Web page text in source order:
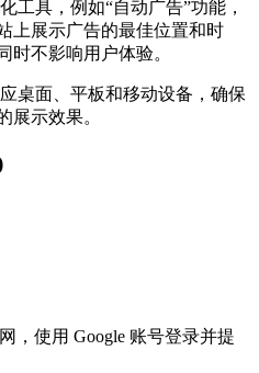
工具，例如“自动广告”功能，
上展示广告的最佳位置和时
时不影响用户体验。
桌面、平板和移动设备，确保
展示效果。
，使用 Google 账号登录并提